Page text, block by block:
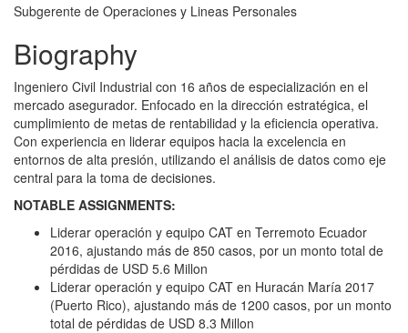
Subgerente de Operaciones y Lineas Personales
Biography
Ingeniero Civil Industrial con 16 años de especialización en el
mercado asegurador. Enfocado en la dirección estratégica, el
cumplimiento de metas de rentabilidad y la eficiencia operativa.
Con experiencia en liderar equipos hacia la excelencia en
entornos de alta presión, utilizando el análisis de datos como eje
central para la toma de decisiones.
NOTABLE ASSIGNMENTS:
Liderar operación y equipo CAT en Terremoto Ecuador
2016, ajustando más de 850 casos, por un monto total de
pérdidas de USD 5.6 Millon
Liderar operación y equipo CAT en Huracán María 2017
(Puerto Rico), ajustando más de 1200 casos, por un monto
total de pérdidas de USD 8.3 Millon